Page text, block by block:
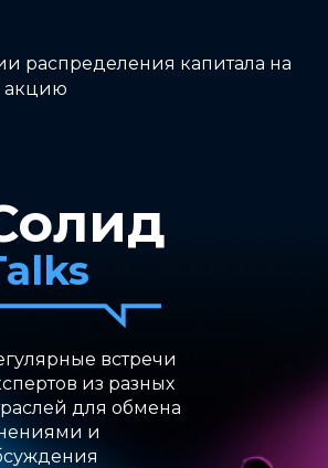
распределения капитала на
акцию
встречи
из разных
для обмена
и